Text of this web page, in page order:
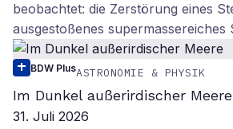
beobachtet: die Zerstörung eines
ausgestoßenes supermassereiches
BDW PlusASTRONOMIE & PHYSIK
Im Dunkel außerirdischer Meere
31. Juli 2026